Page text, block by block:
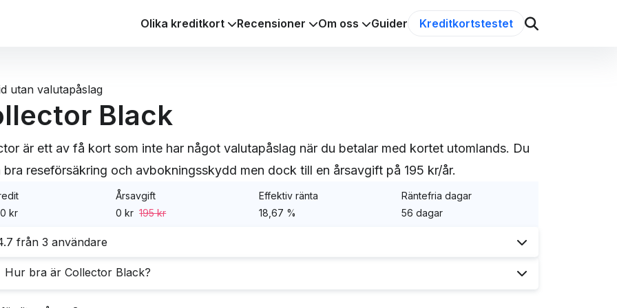
Olika kreditkort Recensioner Om oss Guider Kreditkortstestet
utan valutapåslag
Black
är ett av få kort som inte har något valutapåslag när du betalar med kortet utomlands. Du
bra reseförsäkring och avbokningsskydd men dock till en årsavgift på 195 kr/år.
kr
Årsavgift
0 kr 195 kr
Effektiv ränta
18,67 %
Räntefria dagar
56 dagar
från 3 användare
Hur bra är Collector Black?
Black utmärker sig i första hand som ett